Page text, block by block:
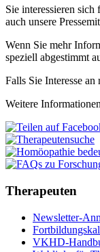
Sie interessieren
auch unsere
Wenn Sie mehr
speziell abgestimmt
Falls Sie Interesse
Weitere
Therapeuten
Newsletter-
VKHD-